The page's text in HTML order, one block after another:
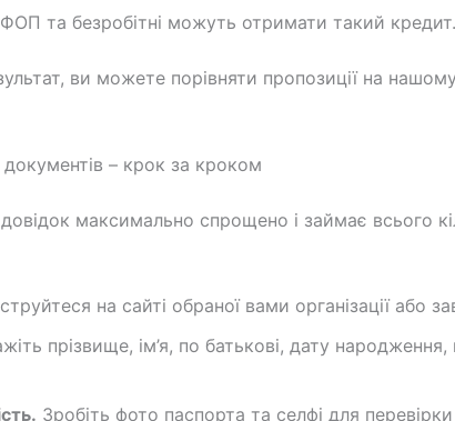
та безробітні можуть отримати такий кредит.
ви можете порівняти пропозиції на
– крок за кроком
максимально спрощено і займає всього
на сайті обраної вами організації або
прізвище, ім’я, по батькові, дату
Зробіть фото паспорта та селфі для